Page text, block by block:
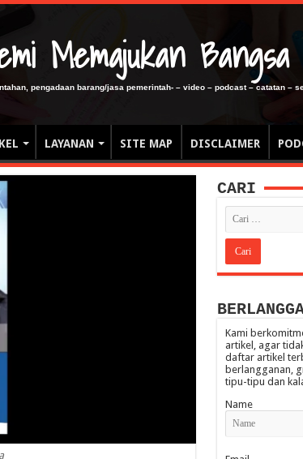
Memajukan Bangsa
pengadaan barang/jasa pemerintah- – video – podcast – catatan –
LAYANAN SITE MAP DISCLAIMER
CARI
Kami
artikel, agar
daftar artikel
berlangganan,
tipu-tipu dan
Name